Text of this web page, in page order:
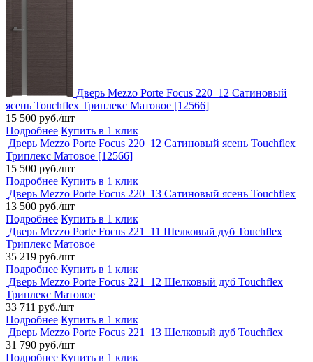
Дверь Mezzo Porte Focus 220_12 Сатиновый
ясень Touchflex Триплекс Матовое [12566]
15 500 руб./шт
Подробнее Купить в 1 клик
Дверь Mezzo Porte Focus 220_12 Сатиновый ясень Touchflex
Триплекс Матовое [12566]
15 500 руб./шт
Подробнее Купить в 1 клик
Дверь Mezzo Porte Focus 220_13 Сатиновый ясень Touchflex
13 500 руб./шт
Подробнее Купить в 1 клик
Дверь Mezzo Porte Focus 221_11 Шелковый дуб Touchflex
Триплекс Матовое
35 219 руб./шт
Подробнее Купить в 1 клик
Дверь Mezzo Porte Focus 221_12 Шелковый дуб Touchflex
Триплекс Матовое
33 711 руб./шт
Подробнее Купить в 1 клик
Дверь Mezzo Porte Focus 221_13 Шелковый дуб Touchflex
31 790 руб./шт
Подробнее Купить в 1 клик